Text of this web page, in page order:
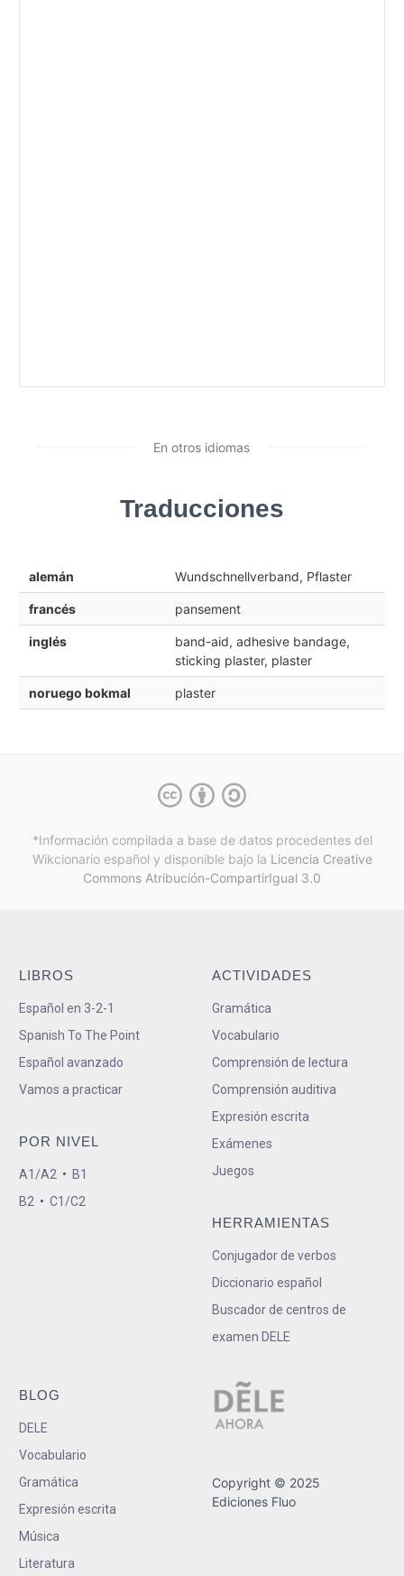
En otros idiomas
Traducciones
alemán Wundschnellverband, Pflaster
francés pansement
inglés
band-aid, adhesive bandage,
sticking plaster, plaster
noruego bokmal plaster
*Información compilada a base de datos procedentes del
Wikcionario español y disponible bajo la Licencia Creative
Commons Atribución-CompartirIgual 3.0
LIBROS
Español en 3-2-1
Spanish To The Point
Español avanzado
Vamos a practicar
POR NIVEL
A1/A2 • B1
B2 • C1/C2
ACTIVIDADES
Gramática
Vocabulario
Comprensión de lectura
Comprensión auditiva
Expresión escrita
Exámenes
Juegos
HERRAMIENTAS
Conjugador de verbos
Diccionario español
Buscador de centros de
examen DELE
BLOG
DELE
Vocabulario
Gramática
Expresión escrita
Música
Literatura
Copyright © 2025
Ediciones Fluo